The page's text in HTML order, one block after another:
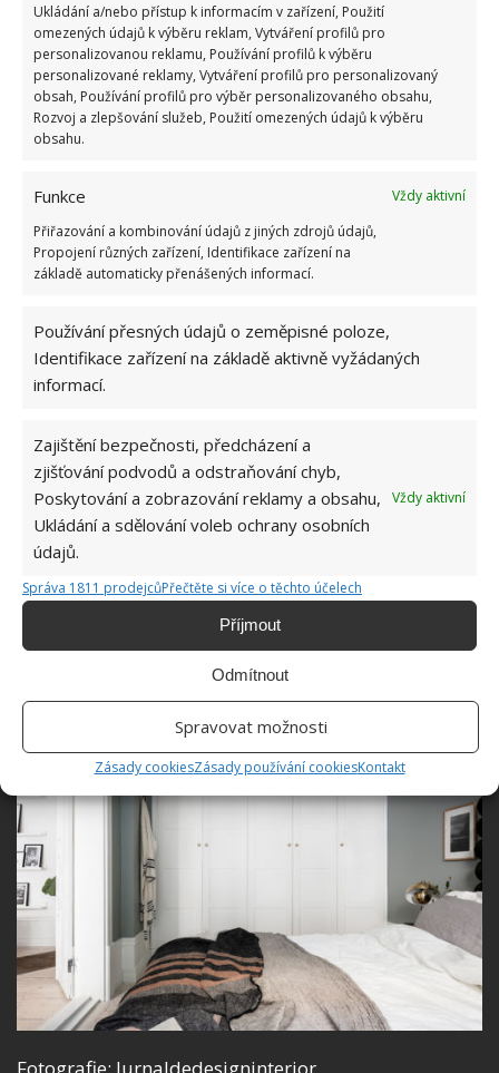
Ukládání a/nebo přístup k informacím v zařízení, Použití
omezených údajů k výběru reklam, Vytváření profilů pro
personalizovanou reklamu, Používání profilů k výběru
personalizované reklamy, Vytváření profilů pro personalizovaný
obsah, Používání profilů pro výběr personalizovaného obsahu,
Rozvoj a zlepšování služeb, Použití omezených údajů k výběru
obsahu.
Funkce
Vždy aktivní
Přiřazování a kombinování údajů z jiných zdrojů údajů,
Propojení různých zařízení, Identifikace zařízení na
základě automaticky přenášených informací.
Používání přesných údajů o zeměpisné poloze,
Identifikace zařízení na základě aktivně vyžádaných
informací.
Zajištění bezpečnosti, předcházení a
zjišťování podvodů a odstraňování chyb,
Poskytování a zobrazování reklamy a obsahu,
Ukládání a sdělování voleb ochrany osobních
údajů.
Vždy aktivní
Správa 1811 prodejcůPřečtěte si více o těchto účelech
Příjmout
Odmítnout
Spravovat možnosti
Zásady cookiesZásady používání cookiesKontakt
Nejenom bílá
I když bílé odstíny celkem jasně dominují, je třeba
říci, že tento byt využívá i několika dalších, které
o prvky šedých odstínů, stejně jako nechybí ani věci
v hnědé barvě, nebo také drobné prvky černé barvy,
která s tou bílou skvěle kontrastuje.